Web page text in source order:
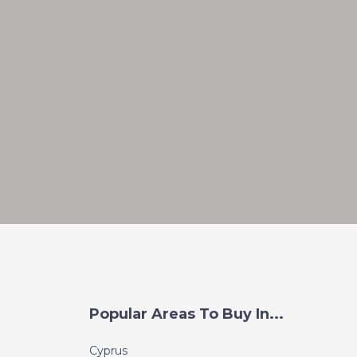
Popular Areas To Buy In...
Cyprus